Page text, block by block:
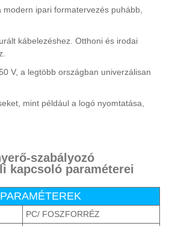
modern ipari formatervezés puhább,
kábelezéshez. Otthoni és irodai
V, a legtöbb országban univerzálisan
mint például a logó nyomtatása,
szabályozó
kapcsoló paraméterei
PARAMÉTEREK
PC/ FOSZFORRÉZ